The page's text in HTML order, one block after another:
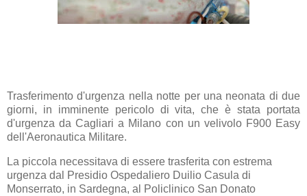
Trasferimento d'urgenza nella notte per una neonata di due
giorni, in imminente pericolo divita, che è stata portata
d'urgenza da Cagliari a Milano con un velivolo F900 Easy
dell'Aeronautica Militare.
La piccola necessitava di essere trasferita con estrema
urgenza dal Presidio Ospedaliero Duilio Casula di
Monserrato, in Sardegna, al Policlinico San Donato